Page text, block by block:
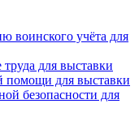
воинского учёта для
для выставки
помощи для выставки
безопасности для